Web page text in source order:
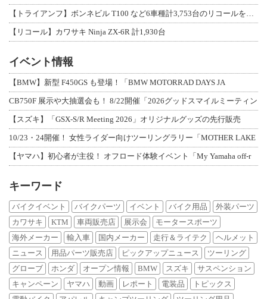
【トライアンフ】ボンネビル T100 など6車種計3,753台のリコールを発表
【リコール】カワサキ Ninja ZX-6R 計1,930台
イベント情報
【BMW】新型 F450GS も登場！「BMW MOTORRAD DAYS JA
CB750F 展示や大抽選会も！ 8/22開催「2026グッドスマイルミーティン
【スズキ】「GSX-S/R Meeting 2026」オリジナルグッズの先行販売
10/23・24開催！ 女性ライダー向けツーリングラリー「MOTHER LAKE
【ヤマハ】初心者が主役！ オフロード体験イベント「My Yamaha off-r
キーワード
バイクイベント バイクパーツ イベント バイク用品
外装パーツ
カワサキ
KTM 車両販売店 展示会
モータースポーツ
海外メーカー
輸入車 国内メーカー 走行＆ライテク
ヘルメット
ニュース
用品パーツ販売店 ピックアップニュース
ツーリング
グローブ
ホンダ オープン情報 BMW スズキ
サスペンション
キャンペーン
ヤマハ 動画 レポート 電装品
トピックス